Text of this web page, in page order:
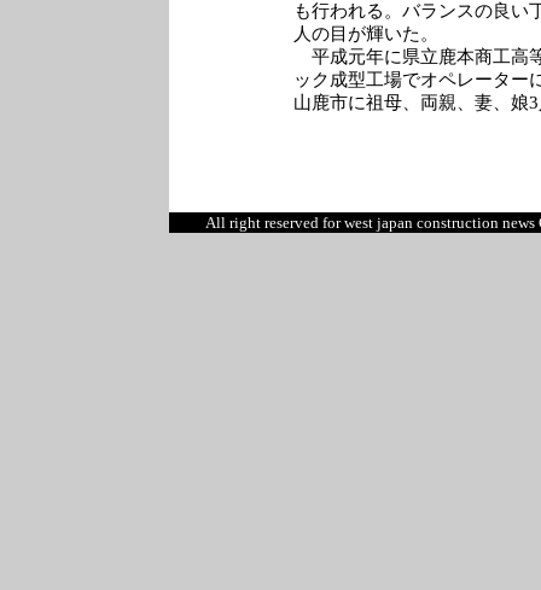
も行われる。バランスの良い
人の目が輝いた。
平成元年に県立鹿本商工高
ック成型工場でオペレーター
山鹿市に祖母、両親、妻、娘
All right reserved for west japan construction